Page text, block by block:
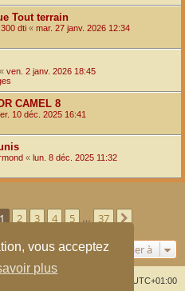
vous acceptez
plus
Tout terrain
dti « mar. 27 janv. 2026 12:34
« ven. 2 janv. 2026 18:45
CAMEL 8
10 déc. 2025 16:41
« lun. 8 déc. 2025 11:32
sur37
1 2 3 4 5 37
Aller à
UTC+01:00